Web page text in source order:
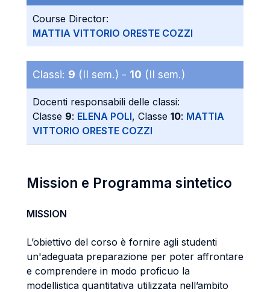
Course Director:
MATTIA VITTORIO ORESTE COZZI
Classi: 9 (II sem.) - 10 (II sem.)
Docenti responsabili delle classi:
Classe 9: ELENA POLI, Classe 10: MATTIA
VITTORIO ORESTE COZZI
Mission e Programma sintetico
MISSION
L’obiettivo del corso è fornire agli studenti
un'adeguata preparazione per poter affrontare
e comprendere in modo proficuo la
modellistica quantitativa utilizzata nell’ambito